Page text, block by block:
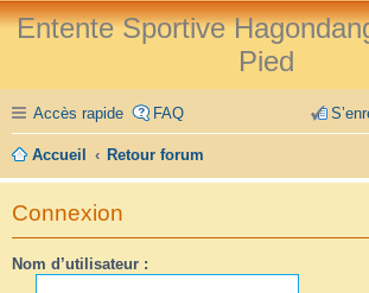
Entente Sportive
Pied
Accès rapide FAQ
Accueil Retour forum
Connexion
Nom d’utilisateur :